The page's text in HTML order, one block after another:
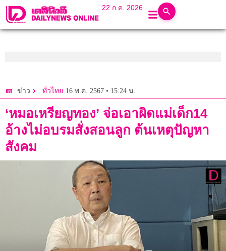
22 ก.ค. 2026
ข่าว ทั่วไทย 16 พ.ค. 2567 • 15:24 น.
‘หมอเหรียญทอง’ จ่อเอาผิดแม่เด็ก14
อ้างไม่อบรมสั่งสอนลูก ต้นเหตุปัญหา
สังคม